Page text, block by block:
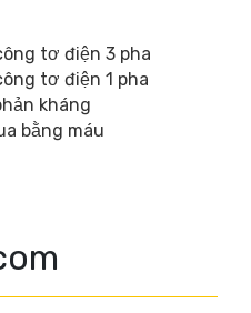
tơ điện 3 pha
tơ điện 1 pha
kháng
bằng máu